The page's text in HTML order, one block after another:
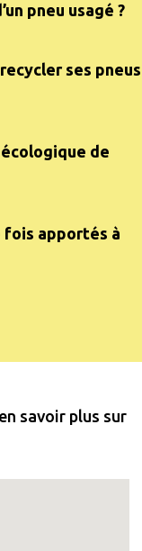
pneu usagé ?
ses pneus
entreprises-
documents/
de
fois apportés à
savoir plus sur